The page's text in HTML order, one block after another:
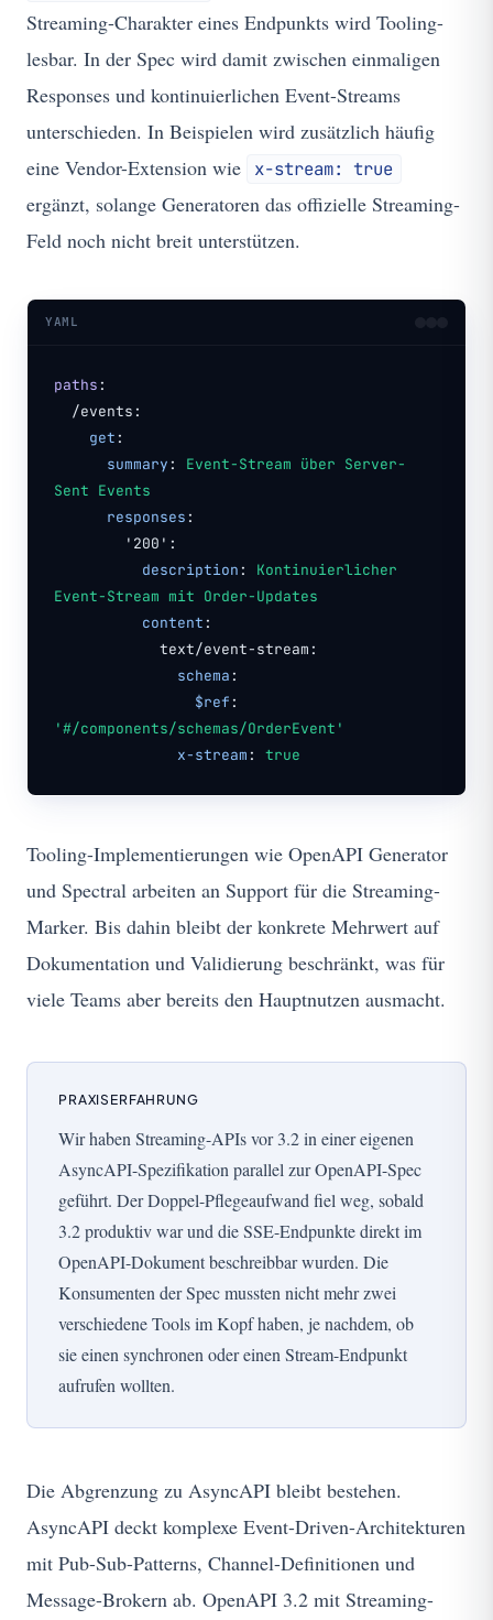
Streaming-Charakter eines Endpunkts wird Tooling-
lesbar. In der Spec wird damit zwischen einmaligen
Responses und kontinuierlichen Event-Streams
unterschieden. In Beispielen wird zusätzlich häufig
eine Vendor-Extension wie
x-stream: true
ergänzt, solange Generatoren das offizielle Streaming-
Feld noch nicht breit unterstützen.
YAML
paths :
/events:
get :
summary : Event-Stream über Server-
Sent Events
responses :
'200':
description : Kontinuierlicher
Event-Stream mit Order-Updates
content :
text/event-stream:
schema :
$ref :
'#/components/schemas/OrderEvent'
x-stream : true
Tooling-Implementierungen wie OpenAPI Generator
und Spectral arbeiten an Support für die Streaming-
Marker. Bis dahin bleibt der konkrete Mehrwert auf
Dokumentation und Validierung beschränkt, was für
viele Teams aber bereits den Hauptnutzen ausmacht.
PRAXISERFAHRUNG
Wir haben Streaming-APIs vor 3.2 in einer eigenen
AsyncAPI-Spezifikation parallel zur OpenAPI-Spec
geführt. Der Doppel-Pflegeaufwand fiel weg, sobald
3.2 produktiv war und die SSE-Endpunkte direkt im
OpenAPI-Dokument beschreibbar wurden. Die
Konsumenten der Spec mussten nicht mehr zwei
verschiedene Tools im Kopf haben, je nachdem, ob
sie einen synchronen oder einen Stream-Endpunkt
aufrufen wollten.
Die Abgrenzung zu AsyncAPI bleibt bestehen.
AsyncAPI deckt komplexe Event-Driven-Architekturen
mit Pub-Sub-Patterns, Channel-Definitionen und
Message-Brokern ab. OpenAPI 3.2 mit Streaming-